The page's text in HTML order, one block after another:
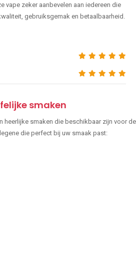
vape zeker aanbevelen aan iedereen die
gebruiksgemak en betaalbaarheid.
smaken
heerlijke smaken die beschikbaar zijn voor de
die perfect bij uw smaak past: